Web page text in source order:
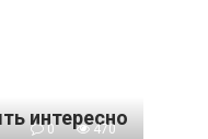
интересно
0 470